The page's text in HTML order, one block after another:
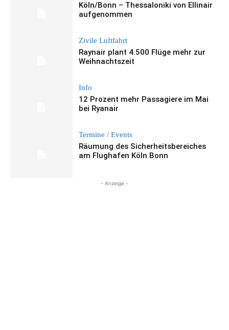
Köln/Bonn – Thessaloniki von Ellinair
aufgenommen
Zivile Luftfahrt
Raynair plant 4.500 Flüge mehr zur
Weihnachtszeit
Info
12 Prozent mehr Passagiere im Mai
bei Ryanair
Termine / Events
Räumung des Sicherheitsbereiches
am Flughafen Köln Bonn
- Anzeige -